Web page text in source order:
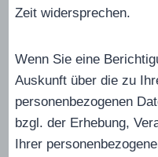
Zeit widersprechen.
Wenn Sie eine
Auskunft über die zu
personenbezogenen
bzgl. der Erhebung,
Ihrer